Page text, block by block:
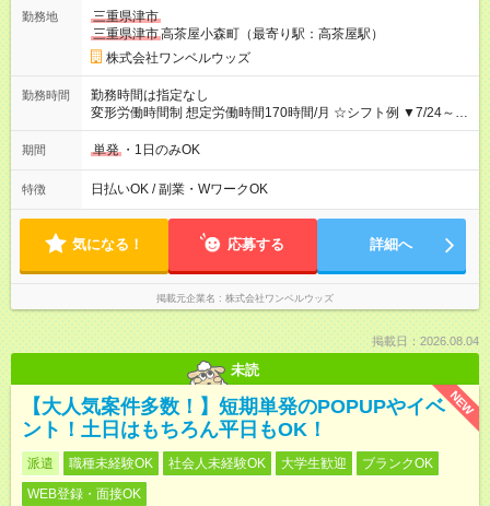
期間なし
勤務地
三重県津市
三重県津市高茶屋小森町（最寄り駅：高茶屋駅）
株式会社ワンベルウッズ
勤務時間
勤務時間は指定なし
変形労働時間制 想定労働時間170時間/月 ☆シフト例 ▼7/24～
8/31 10：45～18：30
期間 単発 ・1日のみOK
特徴 日払いOK / 副業・WワークOK
気になる！ 応募する 詳細へ
掲載元企業名 株式会社ワンベルウッズ
掲載日：2026.08.04
未読
NEW
【大人気案件多数！】短期単発のPOPUPやイベ
ント！土日はもちろん平日もOK！
派遣 職種未経験OK 社会人未経験OK 大学生歓迎
ブランクOK
WEB登録・面接OK